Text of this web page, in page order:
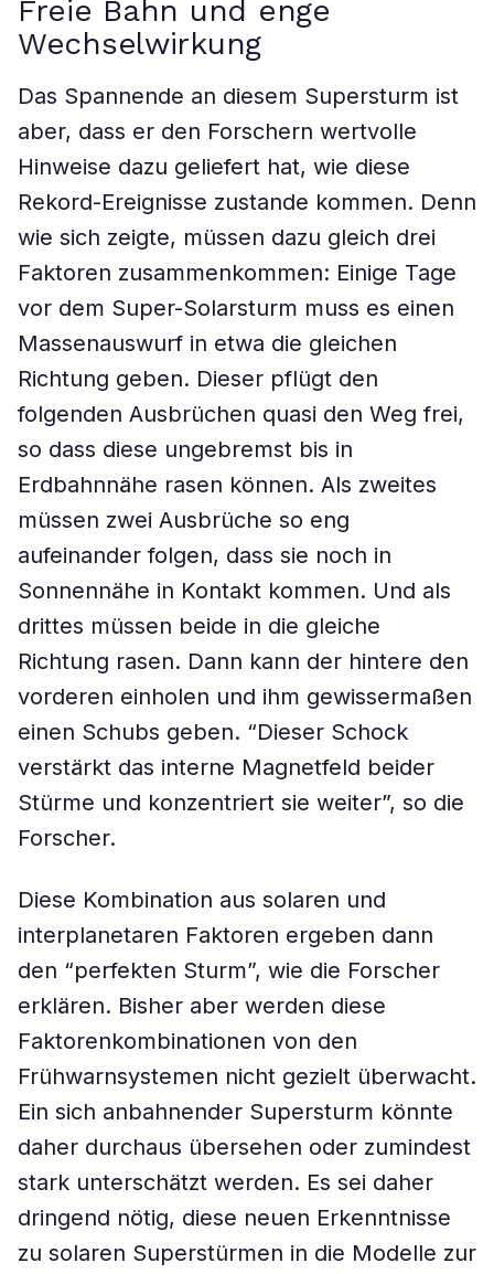
Freie Bahn und enge
Wechselwirkung
Das Spannende an diesem Supersturm ist
aber, dass er den Forschern wertvolle
Hinweise dazu geliefert hat, wie diese
Rekord-Ereignisse zustande kommen. Denn
wie sich zeigte, müssen dazu gleich drei
Faktoren zusammenkommen: Einige Tage
vor dem Super-Solarsturm muss es einen
Massenauswurf in etwa die gleichen
Richtung geben. Dieser pflügt den
folgenden Ausbrüchen quasi den Weg frei,
so dass diese ungebremst bis in
Erdbahnnähe rasen können. Als zweites
müssen zwei Ausbrüche so eng
aufeinander folgen, dass sie noch in
Sonnennähe in Kontakt kommen. Und als
drittes müssen beide in die gleiche
Richtung rasen. Dann kann der hintere den
vorderen einholen und ihm gewissermaßen
einen Schubs geben. “Dieser Schock
verstärkt das interne Magnetfeld beider
Stürme und konzentriert sie weiter”, so die
Forscher.
Diese Kombination aus solaren und
interplanetaren Faktoren ergeben dann
den “perfekten Sturm”, wie die Forscher
erklären. Bisher aber werden diese
Faktorenkombinationen von den
Frühwarnsystemen nicht gezielt überwacht.
Ein sich anbahnender Supersturm könnte
daher durchaus übersehen oder zumindest
stark unterschätzt werden. Es sei daher
dringend nötig, diese neuen Erkenntnisse
zu solaren Superstürmen in die Modelle zur